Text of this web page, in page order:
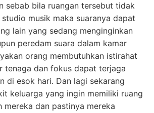
sebab bila ruangan tersebut tidak
musik maka suaranya dapat
lain yang sedang menginginkan
peredam suara dalam kamar
orang membutuhkan istirahat
tenaga dan fokus dapat terjaga
di esok hari. Dan lagi sekarang
keluarga yang ingin memiliki ruang
mereka dan pastinya mereka